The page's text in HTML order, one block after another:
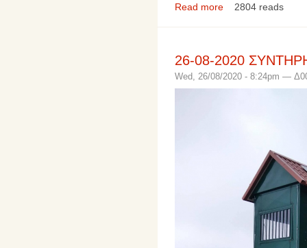
Read more 2804 reads
26-08-2020
Wed, 26/08/2020 - 8:24pm —